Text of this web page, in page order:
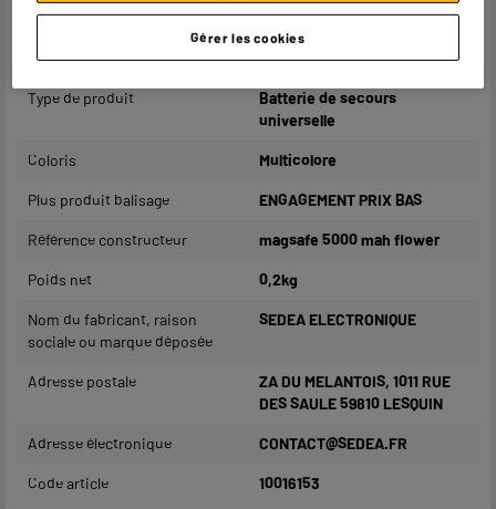
Caractéristiques
Marque TNB
Type de produit
Batterie de secours
universelle
Coloris Multicolore
Plus produit balisage ENGAGEMENT PRIX BAS
Référence constructeur magsafe 5000 mah flower
Poids net 0,2kg
Nom du fabricant, raison
sociale ou marque déposée
SEDEA ELECTRONIQUE
Adresse postale
ZA DU MELANTOIS, 1011 RUE
DES SAULE 59810 LESQUIN
Adresse électronique CONTACT@SEDEA.FR
Code article 10016153
Gérer les cookies